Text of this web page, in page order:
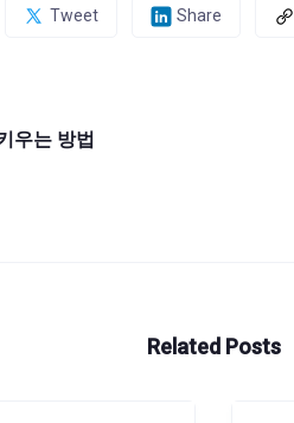
Tweet Share
우는 방법
Related Posts